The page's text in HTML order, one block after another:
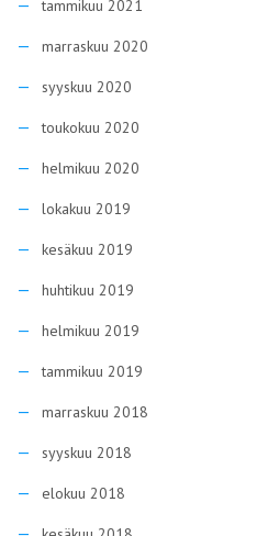
kesäkuu 2019
huhtikuu 2019
helmikuu 2019
tammikuu 2019
marraskuu 2018
syyskuu 2018
elokuu 2018
kesäkuu 2018
huhtikuu 2018
helmikuu 2018
tammikuu 2018
marraskuu 2017
elokuu 2017